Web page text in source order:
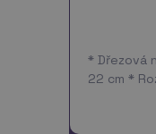
* Dřezová
22 cm *